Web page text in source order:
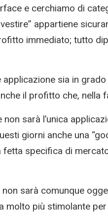
e cerchiamo di
appartiene
immediato; tutto
sia in
il profitto che, nella
non sarà l’unica
giorni anche una
specifica di
sarà comunque
molto più stimolante